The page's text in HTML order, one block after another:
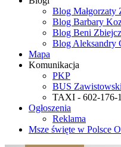
Blog Małgorzaty
Blog Barbary
Blog Beni
Blog Aleksandry
Mapa
Komunikacja
PKP
BUS Zawistowski
TAXI - 602-176-
Ogłoszenia
Reklama
Msze święte w Polsce